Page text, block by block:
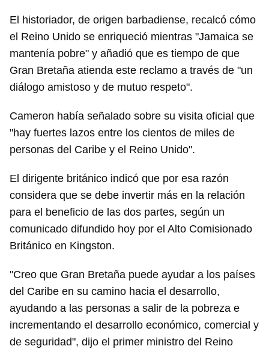
El historiador, de origen barbadiense, recalcó cómo
el Reino Unido se enriqueció mientras "Jamaica se
mantenía pobre" y añadió que es tiempo de que
Gran Bretaña atienda este reclamo a través de "un
diálogo amistoso y de mutuo respeto".
Cameron había señalado sobre su visita oficial que
"hay fuertes lazos entre los cientos de miles de
personas del Caribe y el Reino Unido".
El dirigente británico indicó que por esa razón
considera que se debe invertir más en la relación
para el beneficio de las dos partes, según un
comunicado difundido hoy por el Alto Comisionado
Británico en Kingston.
"Creo que Gran Bretaña puede ayudar a los países
del Caribe en su camino hacia el desarrollo,
ayudando a las personas a salir de la pobreza e
incrementando el desarrollo económico, comercial y
de seguridad", dijo el primer ministro del Reino